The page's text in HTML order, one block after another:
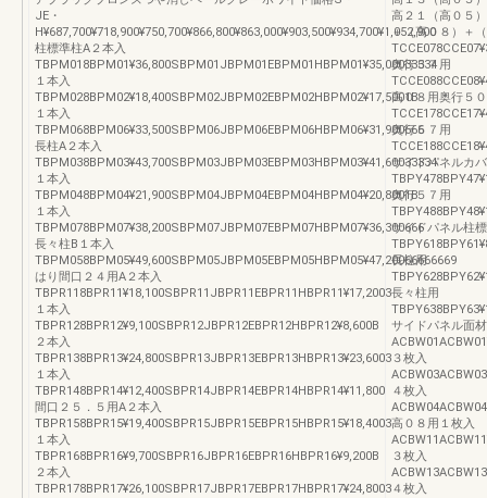
JE・
H¥687,700¥718,900¥750,700¥866,800¥863,000¥903,500¥934,700¥1,052,900
柱標準柱A２本入
TBPM018BPM01¥36,800SBPM01JBPM01EBPM01HBPM01¥35,00033334
１本入
TBPM028BPM02¥18,400SBPM02JBPM02EBPM02HBPM02¥17,5001B
１本入
TBPM068BPM06¥33,500SBPM06JBPM06EBPM06HBPM06¥31,900666
長柱A２本入
TBPM038BPM03¥43,700SBPM03JBPM03EBPM03HBPM03¥41,60033334
１本入
TBPM048BPM04¥21,900SBPM04JBPM04EBPM04HBPM04¥20,8001B
１本入
TBPM078BPM07¥38,200SBPM07JBPM07EBPM07HBPM07¥36,300666
長々柱B１本入
TBPM058BPM05¥49,600SBPM05JBPM05EBPM05HBPM05¥47,20066666669
はり間口２４用A２本入
TBPR118BPR11¥18,100SBPR11JBPR11EBPR11HBPR11¥17,2003
１本入
TBPR128BPR12¥9,100SBPR12JBPR12EBPR12HBPR12¥8,600B
２本入
TBPR138BPR13¥24,800SBPR13JBPR13EBPR13HBPR13¥23,6003
１本入
TBPR148BPR14¥12,400SBPR14JBPR14EBPR14HBPR14¥11,800
間口２５．５用A２本入
TBPR158BPR15¥19,400SBPR15JBPR15EBPR15HBPR15¥18,4003
１本入
TBPR168BPR16¥9,700SBPR16JBPR16EBPR16HBPR16¥9,200B
２本入
TBPR178BPR17¥26,100SBPR17JBPR17EBPR17HBPR17¥24,8003
高２１（高０５
＋（高０８）＋
奥行５７用
高０８用奥行５
奥行５７用
サイドパネルカ
奥行５７用
サイドパネル柱
長柱用
長々柱用
サイドパネル面
３枚入
４枚入
高０８用１枚入
３枚入
４枚入